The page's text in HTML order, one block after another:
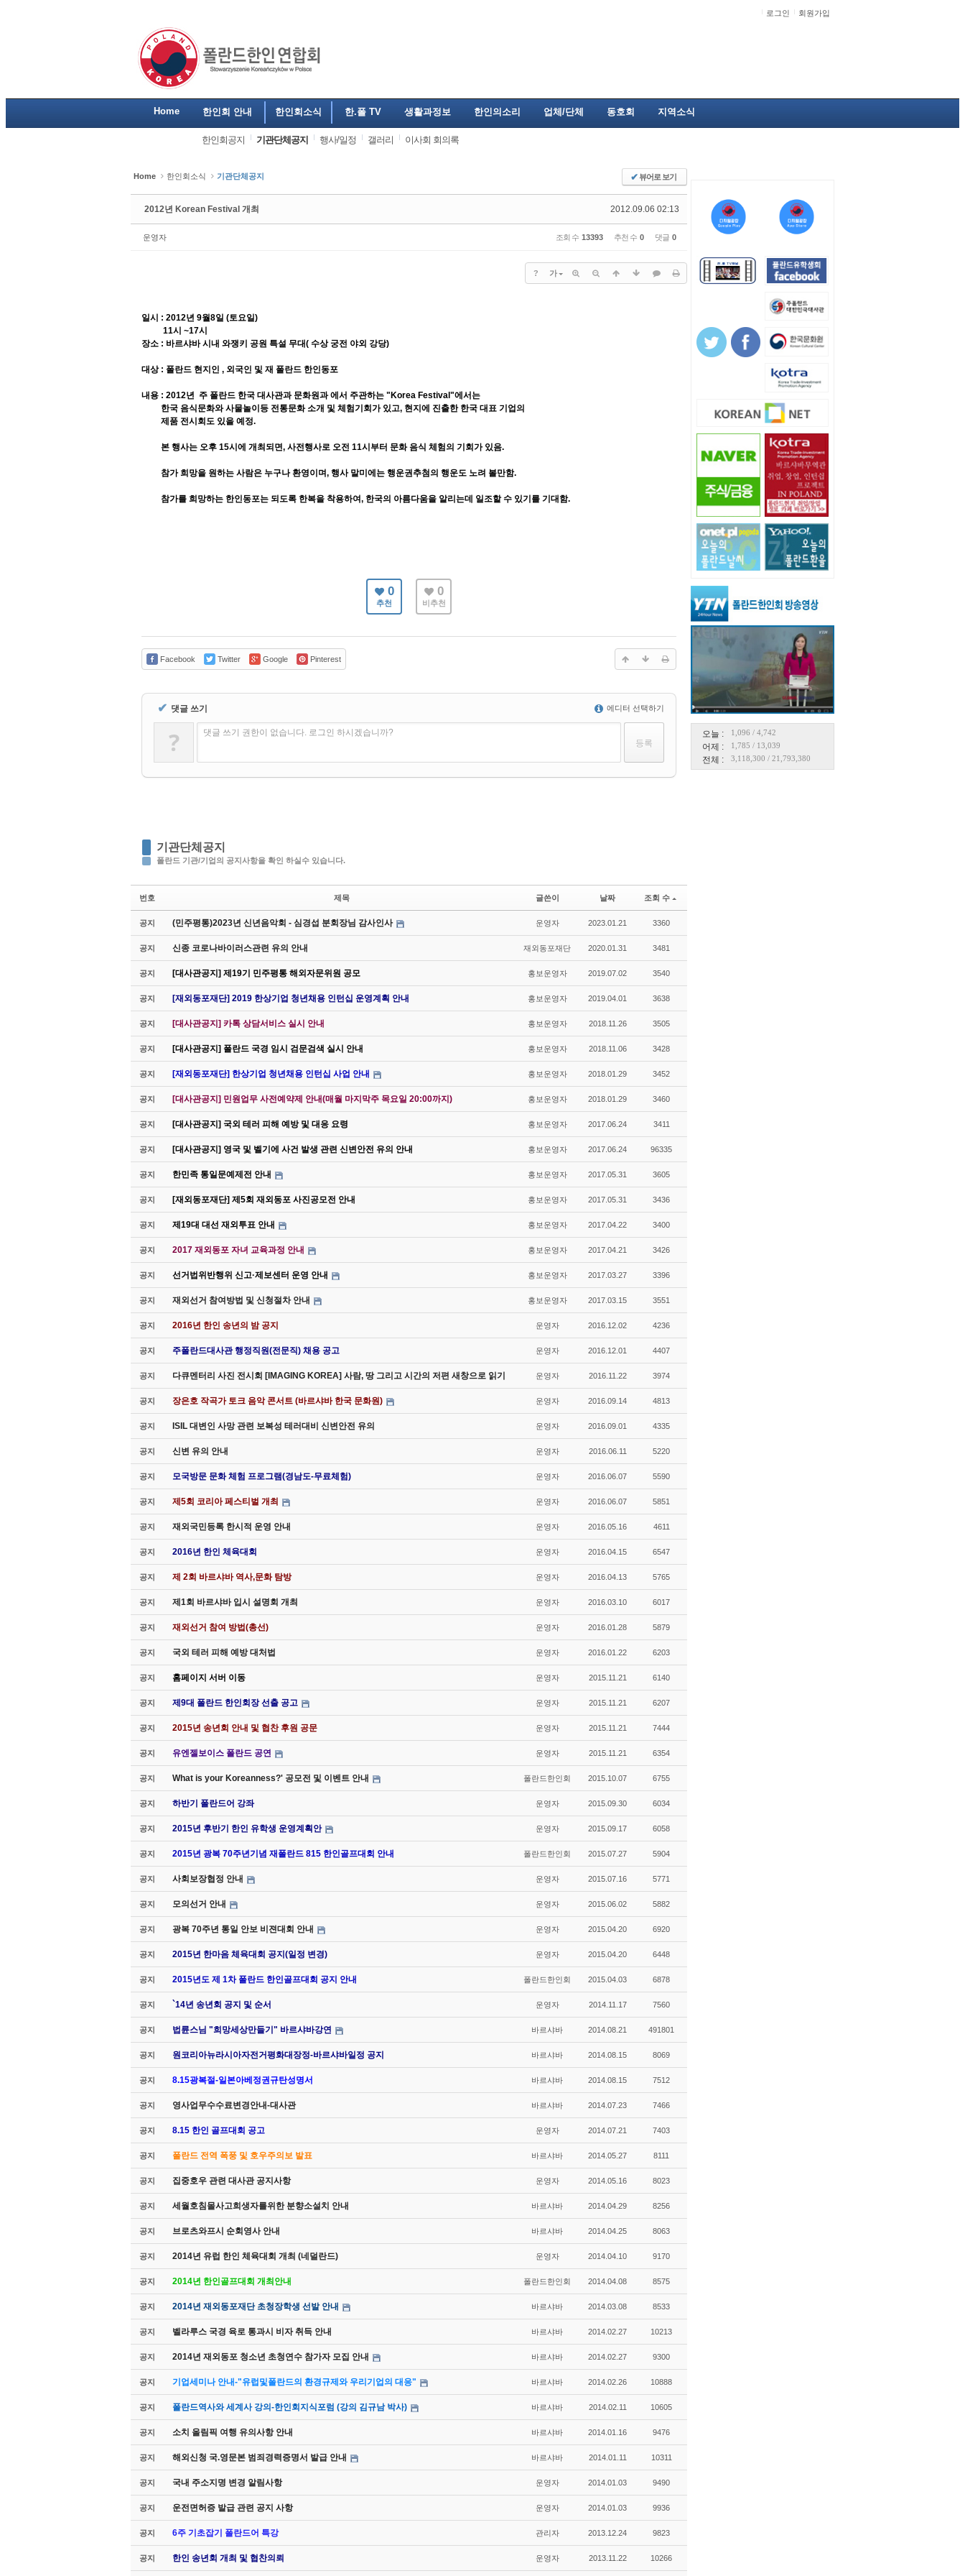
로그인 회원가입
Home 한인회 안내 한인회소식 한.폴 TV 생활과정보 한인의소리 업체/단체 동호회 지역소식
한인회공지 기관단체공지 행사/일정 갤러리 이사회 회의록
오늘 : 1,096 / 4,742
어제 : 1,785 / 13,039
전체 : 3,118,300 / 21,793,380
Home 한인회소식 기관단체공지 ✔뷰어로 보기
2012.09.06 02:13
2012년 Korean Festival 개최
운영자 조회 수 13393 추천 수 0 댓글 0
? 가
일시 : 2012년 9월8일 (토요일)
11시 ~17시
장소 : 바르샤바 시내 와쟁키 공원 특설 무대( 수상 궁전 야외 강당)
대상 : 폴란드 현지인 , 외국인 및 재 폴란드 한인동포
내용 : 2012년 주 폴란드 한국 대사관과 문화원과 에서 주관하는 "Korea Festival"에서는
한국 음식문화와 사물놀이등 전통문화 소개 및 체험기회가 있고, 현지에 진출한 한국 대표 기업의
제품 전시회도 있을 예정.
본 행사는 오후 15시에 개최되면, 사전행사로 오전 11시부터 문화 음식 체험의 기회가 있음.
참가 희망을 원하는 사람은 누구나 환영이며, 행사 말미에는 행운권추첨의 행운도 노려 볼만함.
참가를 희망하는 한인동포는 되도록 한복을 착용하여, 한국의 아름다움을 알리는데 일조할 수 있기를 기대함.
0
추천
0
비추천
Facebook Twitter Google Pinterest
✔ 댓글 쓰기 에디터 선택하기
? 댓글 쓰기 권한이 없습니다. 로그인 하시겠습니까?
기관단체공지
폴란드 기관/기업의 공지사항을 확인 하실수 있습니다.
번호 제목 글쓴이 날짜 조회 수
공지 (민주평통)2023년 신년음악회 - 심경섭 분회장님 감사인사 운영자 2023.01.21 3360
공지 신종 코로나바이러스관련 유의 안내 재외동포재단 2020.01.31 3481
공지 [대사관공지] 제19기 민주평통 해외자문위원 공모 홍보운영자 2019.07.02 3540
공지 [재외동포재단] 2019 한상기업 청년채용 인턴십 운영계획 안내 홍보운영자 2019.04.01 3638
공지 [대사관공지] 카톡 상담서비스 실시 안내 홍보운영자 2018.11.26 3505
공지 [대사관공지] 폴란드 국경 임시 검문검색 실시 안내 홍보운영자 2018.11.06 3428
공지 [재외동포재단] 한상기업 청년채용 인턴십 사업 안내 홍보운영자 2018.01.29 3452
공지 [대사관공지] 민원업무 사전예약제 안내(매월 마지막주 목요일 20:00까지) 홍보운영자 2018.01.29 3460
공지 [대사관공지] 국외 테러 피해 예방 및 대응 요령 홍보운영자 2017.06.24 3411
공지 [대사관공지] 영국 및 벨기에 사건 발생 관련 신변안전 유의 안내 홍보운영자 2017.06.24 96335
공지 한민족 통일문예제전 안내 홍보운영자 2017.05.31 3605
공지 [재외동포재단] 제5회 재외동포 사진공모전 안내 홍보운영자 2017.05.31 3436
공지 제19대 대선 재외투표 안내 홍보운영자 2017.04.22 3400
공지 2017 재외동포 자녀 교육과정 안내 홍보운영자 2017.04.21 3426
공지 선거법위반행위 신고·제보센터 운영 안내 홍보운영자 2017.03.27 3396
공지 재외선거 참여방법 및 신청절차 안내 홍보운영자 2017.03.15 3551
공지 2016년 한인 송년의 밤 공지 운영자 2016.12.02 4236
공지 주폴란드대사관 행정직원(전문직) 채용 공고 운영자 2016.12.01 4407
공지 다큐멘터리 사진 전시회 [IMAGING KOREA] 사람, 땅 그리고 시간의 저편 새창으로 읽기 운영자 2016.11.22 3974
공지 장은호 작곡가 토크 음악 콘서트 (바르샤바 한국 문화원) 운영자 2016.09.14 4813
공지 ISIL 대변인 사망 관련 보복성 테러대비 신변안전 유의 운영자 2016.09.01 4335
공지 신변 유의 안내 운영자 2016.06.11 5220
공지 모국방문 문화 체험 프로그램(경남도-무료체험) 운영자 2016.06.07 5590
공지 제5회 코리아 페스티벌 개최 운영자 2016.06.07 5851
공지 재외국민등록 한시적 운영 안내 운영자 2016.05.16 4611
공지 2016년 한인 체육대회 운영자 2016.04.15 6547
공지 제 2회 바르샤바 역사,문화 탐방 운영자 2016.04.13 5765
공지 제1회 바르샤바 입시 설명회 개최 운영자 2016.03.10 6017
공지 재외선거 참여 방법(총선) 운영자 2016.01.28 5879
공지 국외 테러 피해 예방 대처법 운영자 2016.01.22 6203
공지 홈페이지 서버 이동 운영자 2015.11.21 6140
공지 제9대 폴란드 한인회장 선출 공고 운영자 2015.11.21 6207
공지 2015년 송년회 안내 및 협찬 후원 공문 운영자 2015.11.21 7444
공지 유엔젤보이스 폴란드 공연 운영자 2015.11.21 6354
공지 What is your Koreanness?' 공모전 및 이벤트 안내 폴란드한인회 2015.10.07 6755
공지 하반기 폴란드어 강좌 운영자 2015.09.30 6034
공지 2015년 후반기 한인 유학생 운영계획안 운영자 2015.09.17 6058
공지 2015년 광복 70주년기념 재폴란드 815 한인골프대회 안내 폴란드한인회 2015.07.27 5904
공지 사회보장협정 안내 운영자 2015.07.16 5771
공지 모의선거 안내 운영자 2015.06.02 5882
공지 광복 70주년 통일 안보 비젼대회 안내 운영자 2015.04.20 6920
공지 2015년 한마음 체육대회 공지(일정 변경) 운영자 2015.04.20 6448
공지 2015년도 제 1차 폴란드 한인골프대회 공지 안내 폴란드한인회 2015.04.03 6878
공지 `14년 송년회 공지 및 순서 운영자 2014.11.17 7560
공지 법륜스님 "희망세상만들기" 바르샤바강연 바르샤바 2014.08.21 491801
공지 원코리아뉴라시아자전거평화대장정-바르샤바일정 공지 바르샤바 2014.08.15 8069
공지 8.15광복절-일본아베정권규탄성명서 바르샤바 2014.08.15 7512
공지 영사업무수수료변경안내-대사관 바르샤바 2014.07.23 7466
공지 8.15 한인 골프대회 공고 운영자 2014.07.21 7403
공지 폴란드 전역 폭풍 및 호우주의보 발표 바르샤바 2014.05.27 8111
공지 집중호우 관련 대사관 공지사항 운영자 2014.05.16 8023
공지 세월호침몰사고희생자를위한 분향소설치 안내 바르샤바 2014.04.29 8256
공지 브로츠와프시 순회영사 안내 바르샤바 2014.04.25 8063
공지 2014년 유럽 한인 체육대회 개최 (네덜란드) 운영자 2014.04.10 9170
공지 2014년 한인골프대회 개최안내 폴란드한인회 2014.04.08 8575
공지 2014년 재외동포재단 초청장학생 선발 안내 바르샤바 2014.03.08 8533
공지 벨라루스 국경 육로 통과시 비자 취득 안내 바르샤바 2014.02.27 10213
공지 2014년 재외동포 청소년 초청연수 참가자 모집 안내 바르샤바 2014.02.27 9300
공지 기업세미나 안내-"유럽및폴란드의 환경규제와 우리기업의 대응" 바르샤바 2014.02.26 10888
공지 폴란드역사와 세계사 강의-한인회지식포럼 (강의 김규남 박사) 바르샤바 2014.02.11 10605
공지 소치 올림픽 여행 유의사항 안내 바르샤바 2014.01.16 9476
공지 해외신청 국.영문본 범죄경력증명서 발급 안내 바르샤바 2014.01.11 10311
공지 국내 주소지명 변경 알림사항 운영자 2014.01.03 9490
공지 운전면허증 발급 관련 공지 사항 운영자 2014.01.03 9936
공지 6주 기초잡기 폴란드어 특강 관리자 2013.12.24 9823
공지 한인 송년회 개최 및 협찬의뢰 운영자 2013.11.22 10266